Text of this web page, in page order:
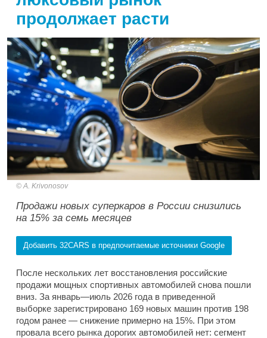
продолжает расти
A. Krivonosov
Продажи новых суперкаров в России снизились
на 15% за семь месяцев
Добавить 32CARS в предпочитаемые источники Google
После нескольких лет восстановления российские
продажи мощных спортивных автомобилей снова пошли
вниз. За январь—июль 2026 года в приведенной
выборке зарегистрировано 169 новых машин против 198
годом ранее — снижение примерно на 15%. При этом
провала всего рынка дорогих автомобилей нет: сегмент